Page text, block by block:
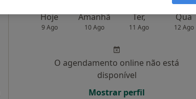
Hoje
9 Ago
Amanhã
10 Ago
Ter,
11 Ago
Qua
12 Ago
O agendamento online não está
disponível
Mostrar perfil